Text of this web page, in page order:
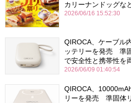
カリーナンドッグな
2026/06/16 15:52:30
QIROCA、ケーブル
ッテリーを発売 準
で安全性と携帯性を
2026/06/09 01:40:54
QIROCA、
リーを発売 準固体